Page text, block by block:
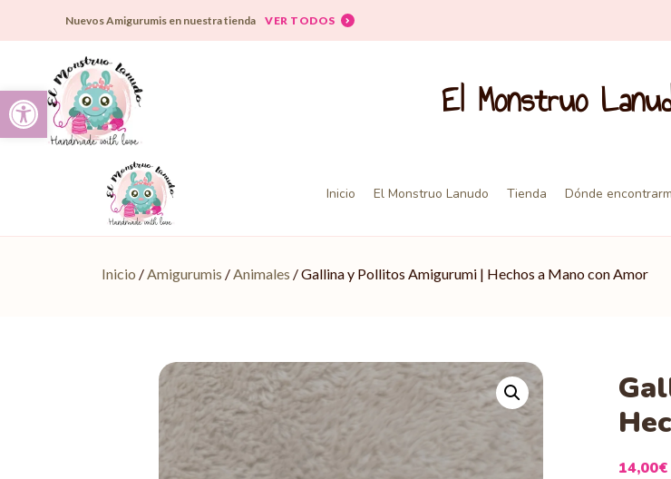
Abrir barra de herramientas
Nuevos Amigurumis en nuestra tienda VER TODOS
El Monstruo
Inicio El Monstruo Lanudo Tienda Dónde
Inicio /Amigurumis /Animales / Gallina y Pollitos Amigurumi | Hechos a Mano con Amor
14,00€